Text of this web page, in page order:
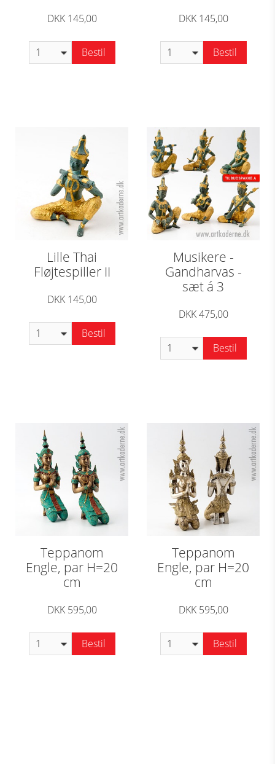
DKK 145,00
Bestil
DKK 145,00
Bestil
Lille Thai
Fløjtespiller II
DKK 145,00
Bestil
Musikere -
Gandharvas -
sæt á 3
DKK 475,00
Bestil
Teppanom
Engle, par H=20
cm
DKK 595,00
Bestil
Teppanom
Engle, par H=20
cm
DKK 595,00
Bestil